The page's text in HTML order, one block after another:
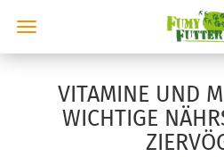
VITAMINE UND
WICHTIGE